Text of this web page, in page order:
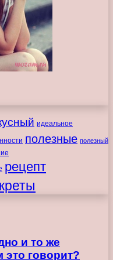
идеальное
полезные полезный
рецепт
и то же
это говорит?